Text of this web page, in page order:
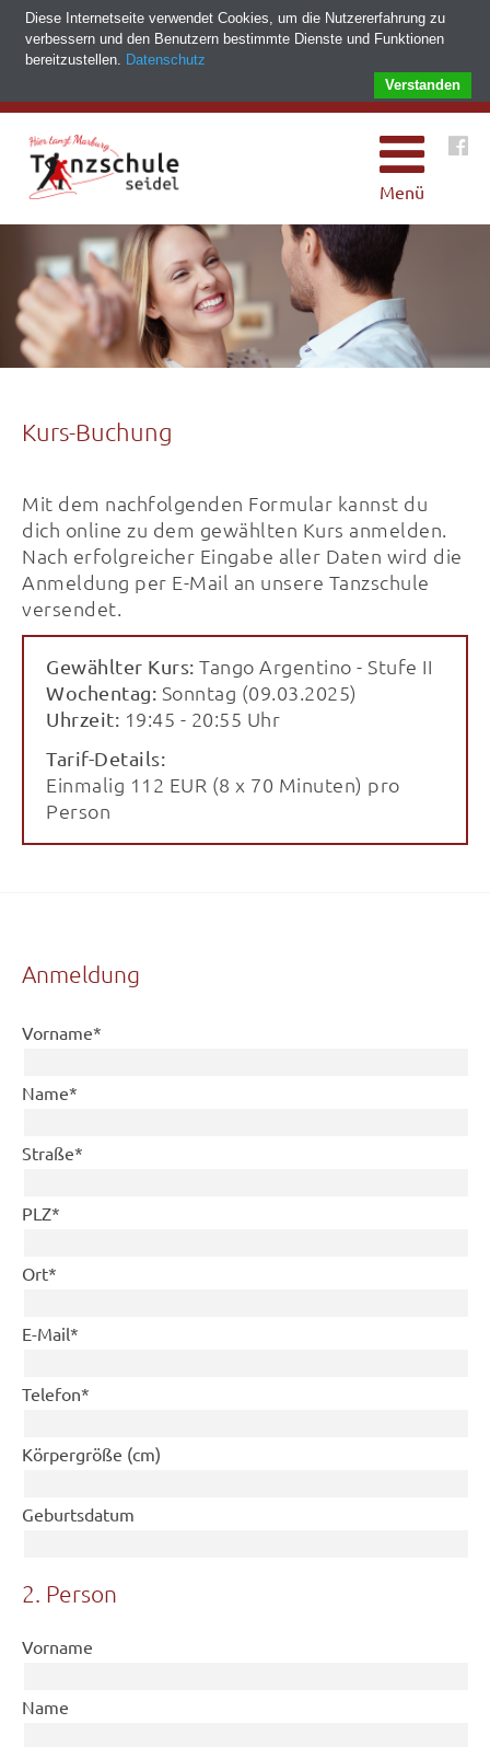
Menü
Kurs-Buchung
Mit dem nachfolgenden Formular kannst du
dich online zu dem gewählten Kurs anmelden.
Nach erfolgreicher Eingabe aller Daten wird die
Anmeldung per E-Mail an unsere Tanzschule
versendet.
Gewählter Kurs: Tango Argentino - Stufe II
Wochentag: Sonntag (09.03.2025)
Uhrzeit: 19:45 - 20:55 Uhr
Tarif-Details:
Einmalig 112 EUR (8 x 70 Minuten) pro
Person
Anmeldung
Pflichtfeld
Vorname*
Pflichtfeld
Name*
Pflichtfeld
Straße*
Pflichtfeld
PLZ*
Pflichtfeld
Ort*
Pflichtfeld
E-Mail*
Pflichtfeld
Telefon*
Körpergröße (cm)
Geburtsdatum
2. Person
Vorname
Name
Diese Internetseite verwendet Cookies, um die Nutzererfahrung zu
verbessern und den Benutzern bestimmte Dienste und Funktionen
bereitzustellen. Datenschutz
Verstanden